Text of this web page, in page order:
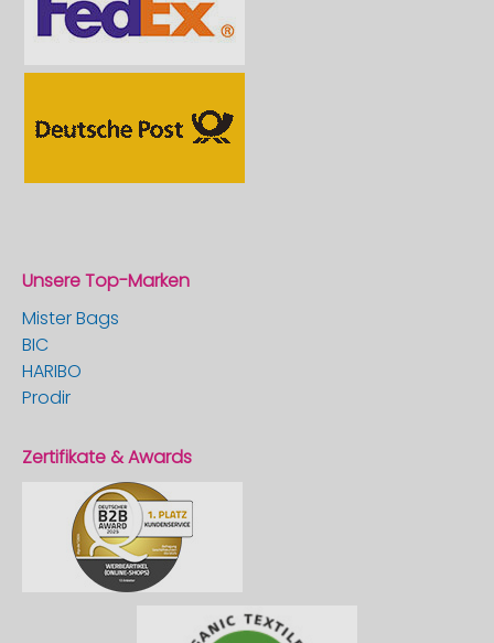
Unsere Top-Marken
Mister Bags
BIC
HARIBO
Prodir
Zertifikate & Awards